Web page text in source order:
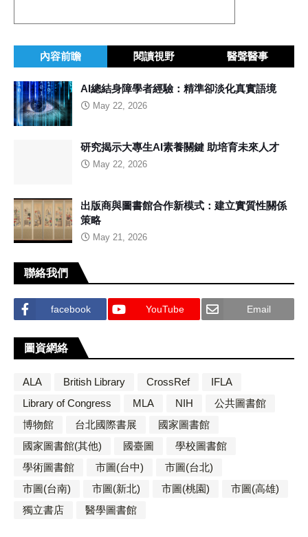
內容前瞻 閱讀視野 醫聲醫事
AI總結身障學者經驗：精準卻淡化真實語境
May 22, 2026
研究揭示大專生AI素養關鍵 助培育未來人才
May 22, 2026
出版商與圖書館合作新模式：建立實質性關係
策略
May 21, 2026
聯絡我們
facebook YouTube Email
圖資網絡
ALA British Library CrossRef
IFLA
Library of Congress
MLA NIH
公共圖書館
博物館
台北國際書展
國家圖書館
國家圖書館(其他)
國臺圖
學校圖書館
學術圖書館
市圖(台中)
市圖(台北)
市圖(台南)
市圖(新北) 市圖(桃園)
市圖(高雄)
獨立書店
醫學圖書館